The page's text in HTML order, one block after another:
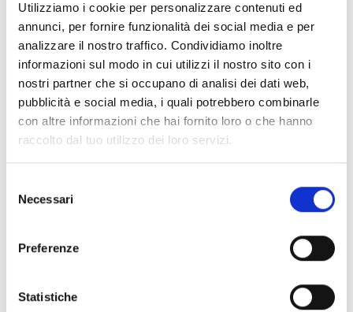
Utilizziamo i cookie per personalizzare contenuti ed
annunci, per fornire funzionalità dei social media e per
analizzare il nostro traffico. Condividiamo inoltre
informazioni sul modo in cui utilizzi il nostro sito con i
nostri partner che si occupano di analisi dei dati web,
pubblicità e social media, i quali potrebbero combinarle
con altre informazioni che hai fornito loro o che hanno
raccolto dal tuo utilizzo dei loro servizi.
delNecessari
Preferenze
Statistiche
Accessories EB00 Bases - Materials
Accessories for detector testing - Materials(6)
Select All
Please log in before downloading content marked with
the icon lock